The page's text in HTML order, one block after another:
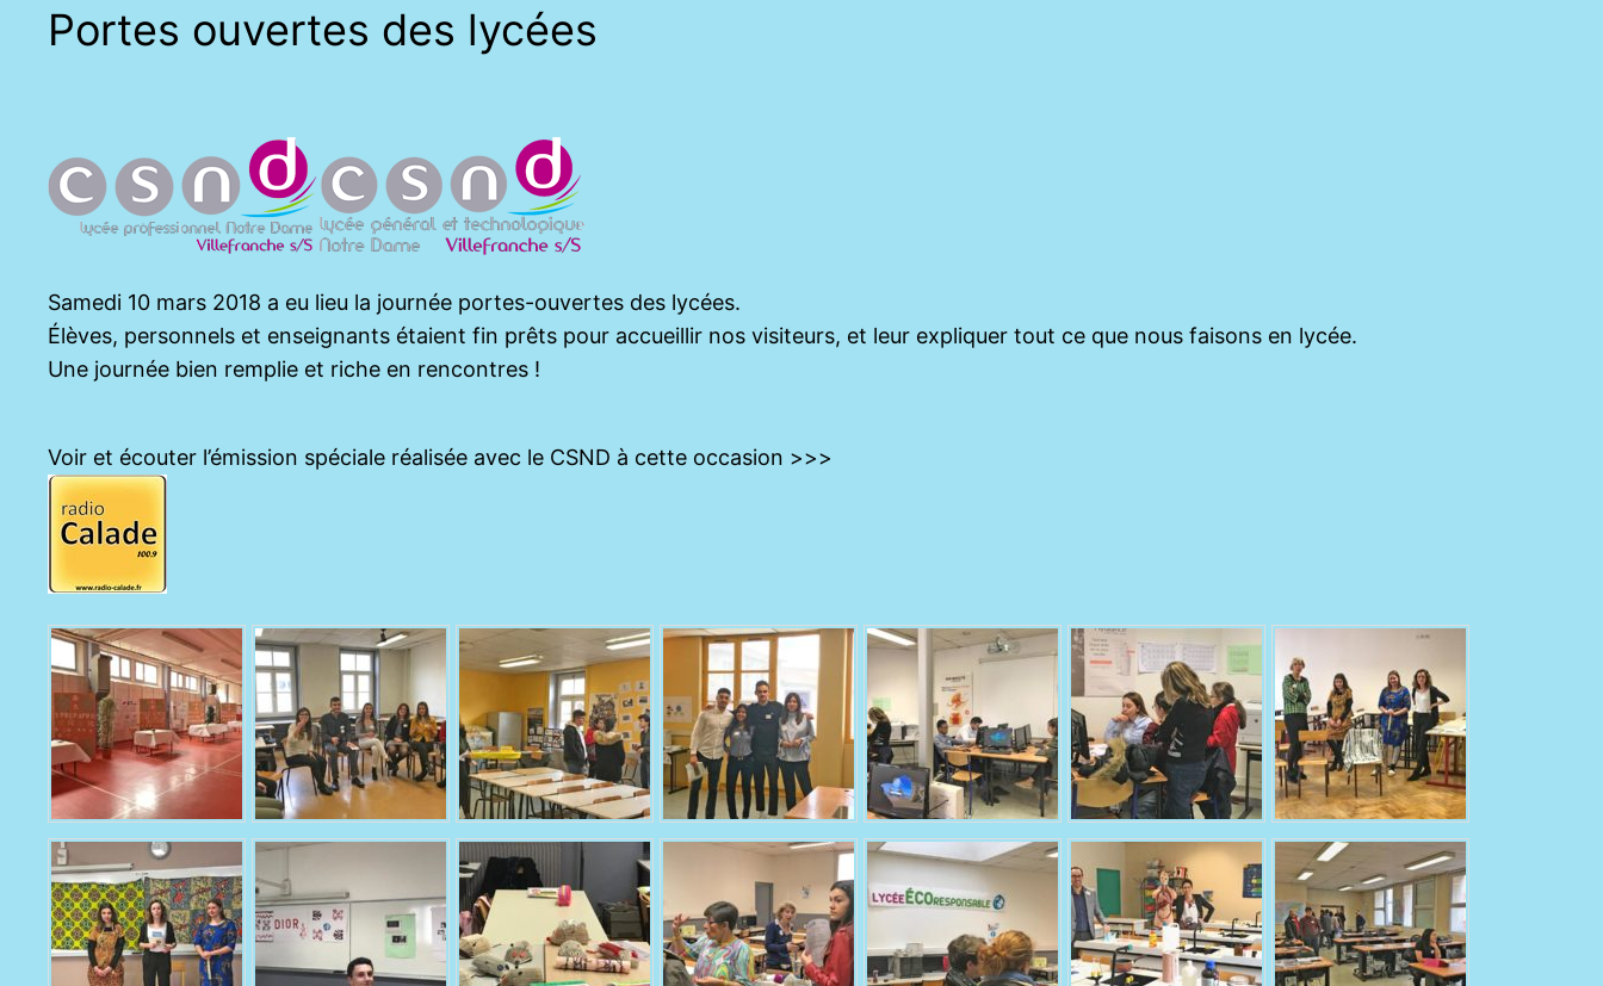
Portes ouvertes des lycées
Samedi 10 mars 2018 a eu lieu la journée portes-ouvertes des lycées.
Élèves, personnels et enseignants étaient fin prêts pour accueillir nos visiteurs, et leur expliquer tout ce que nous faisons en lycée.
Une journée bien remplie et riche en rencontres !
Voir et écouter l’émission spéciale réalisée avec le CSND à cette occasion >>>